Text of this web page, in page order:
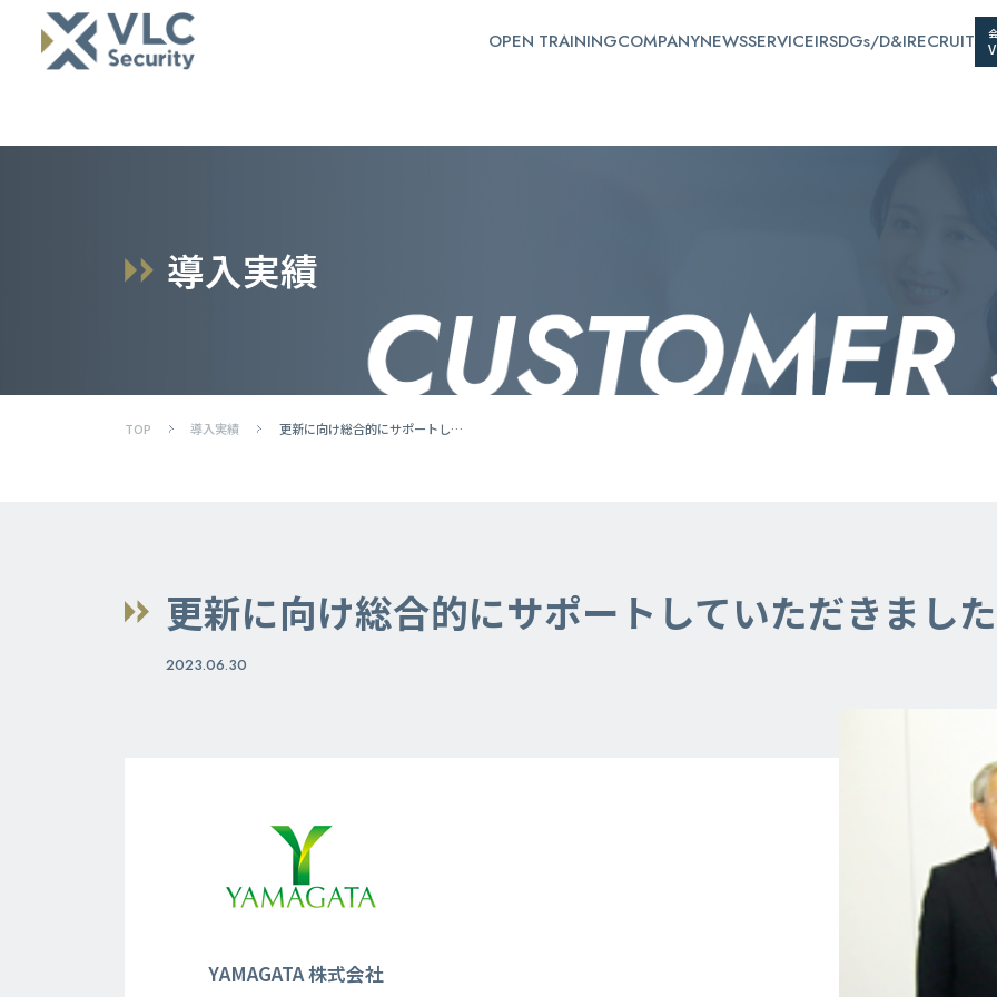
OPEN TRAININGCOMPANYNEWSSERVICEIRSDGs/D&IRECRUIT
導入実績
TOP 導入実績 更新に向け総合的にサポートしていただきました
更新に向け総合的にサポートしていただきました
2023.06.30
YAMAGATA 株式会社